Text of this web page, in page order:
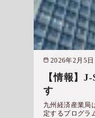
2026年2月5日
【情報】
す
九州経済産業局
定するプログラ